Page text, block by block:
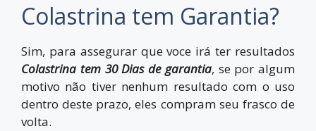
Colastrina tem Garantia?
Sim, para assegurar que voce irá ter resultados
Colastrina tem 30 Dias de garantia, se por algum
motivo não tiver nenhum resultado com o uso
dentro deste prazo, eles compram seu frasco de
volta.